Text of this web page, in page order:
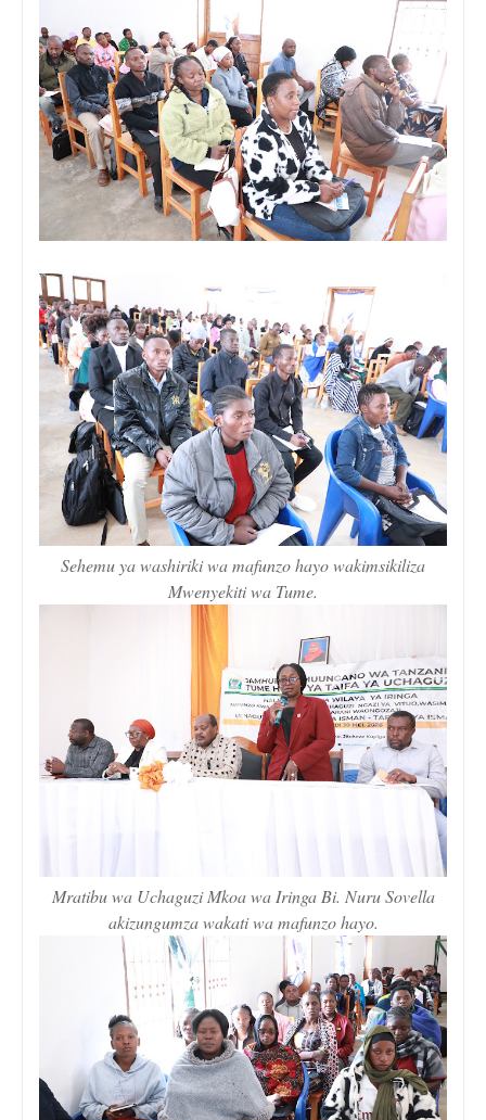
Sehemu ya washiriki wa mafunzo hayo wakimsikiliza
Mwenyekiti wa Tume.
Mratibu wa Uchaguzi Mkoa wa Iringa Bi. Nuru Sovella
akizungumza wakati wa mafunzo hayo.